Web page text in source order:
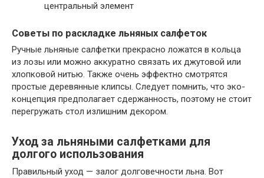
центральный элемент
Советы по раскладке льняных салфеток
Ручные льняные салфетки прекрасно ложатся в кольца
из лозы или можно аккуратно связать их джутовой или
хлопковой нитью. Также очень эффектно смотрятся
простые деревянные клипсы. Следует помнить, что эко-
концепция предполагает сдержанность, поэтому не стоит
перегружать стол излишним декором.
Уход за льняными салфетками для
долгого использования
Правильный уход — залог долговечности льна. Вот